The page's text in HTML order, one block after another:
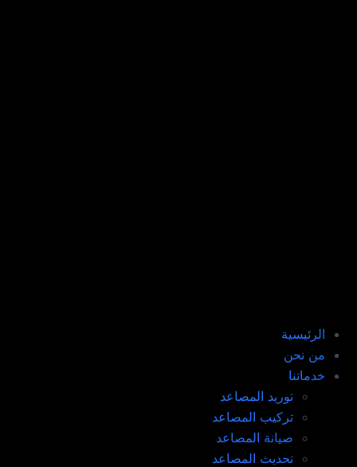
الرئيسية
من نحن
خدماتنا
توريد المصاعد​
تركيب المصاعد ​
صيانة المصاعد​
تحديث المصاعد​